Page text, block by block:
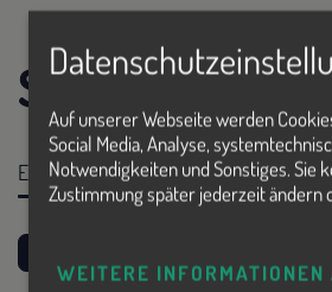
Save the Date!
Es finden zurzeit keine Termine statt.
Auf unserer Webseite werden
Social Media, Analyse,
Notwendigkeiten und Sonstiges. Sie
Zustimmung später jederzeit ändern
WEITERE INFORMATIONEN